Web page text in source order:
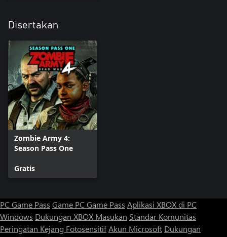
Disertakan
Zombie Army 4:
Season Pass One
Gratis
PC Game Pass Game PC Game Pass Aplikasi XBOX di PC
Windows Dukungan XBOX Masukan Standar Komunitas
Peringatan Kejang FotosensitifAkun Microsoft Dukungan